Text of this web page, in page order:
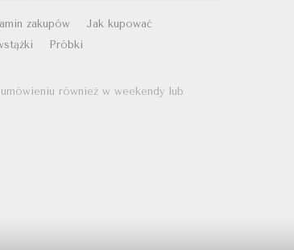
zakupów
Jak kupować
Próbki
również w weekendy lub